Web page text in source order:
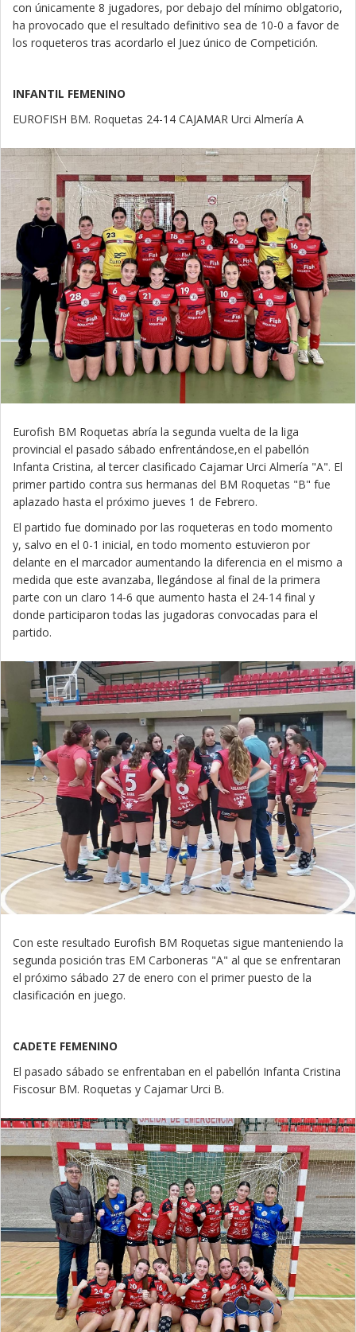
con únicamente 8 jugadores, por debajo del mínimo oblgatorio,
ha provocado que el resultado definitivo sea de 10-0 a favor de
los roqueteros tras acordarlo el Juez único de Competición.
INFANTIL FEMENINO
EUROFISH BM. Roquetas 24-14 CAJAMAR Urci Almería A
Eurofish BM Roquetas abría la segunda vuelta de la liga
provincial el pasado sábado enfrentándose,en el pabellón
Infanta Cristina, al tercer clasificado Cajamar Urci Almería "A". El
primer partido contra sus hermanas del BM Roquetas "B" fue
aplazado hasta el próximo jueves 1 de Febrero.
El partido fue dominado por las roqueteras en todo momento
y, salvo en el 0-1 inicial, en todo momento estuvieron por
delante en el marcador aumentando la diferencia en el mismo a
medida que este avanzaba, llegándose al final de la primera
parte con un claro 14-6 que aumento hasta el 24-14 final y
donde participaron todas las jugadoras convocadas para el
partido.
Con este resultado Eurofish BM Roquetas sigue manteniendo la
segunda posición tras EM Carboneras "A" al que se enfrentaran
el próximo sábado 27 de enero con el primer puesto de la
clasificación en juego.
CADETE FEMENINO
El pasado sábado se enfrentaban en el pabellón Infanta Cristina
Fiscosur BM. Roquetas y Cajamar Urci B.